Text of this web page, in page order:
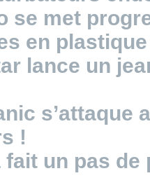
se met
en
lance un
s’attaque
!
fait un pas de